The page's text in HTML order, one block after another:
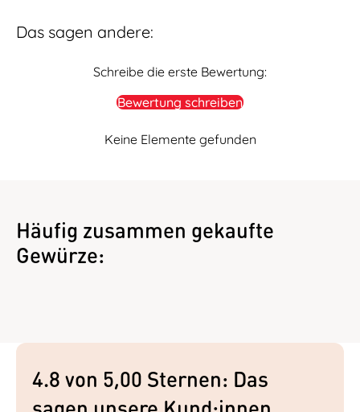
Das sagen andere:
Schreibe die erste Bewertung:
Bewertung schreiben
Keine Elemente gefunden
Häufig zusammen gekaufte
Gewürze:
4.8 von 5,00 Sternen: Das